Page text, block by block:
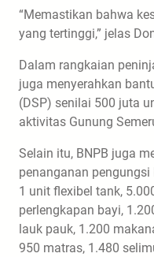
“Memastikan bahwa
yang tertinggi,” jelas
Dalam rangkaian
juga menyerahkan
(DSP) senilai 500 juta
aktivitas Gunung
Selain itu, BNPB juga
penanganan
1 unit flexibel tank,
perlengkapan bayi,
lauk pauk, 1.200
950 matras, 1.480